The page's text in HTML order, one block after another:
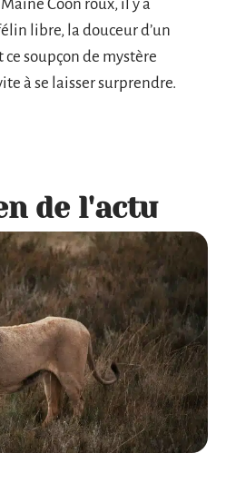
Coon roux, il y a
libre, la douceur d’un
soupçon de mystère
à se laisser surprendre.
de l'actu